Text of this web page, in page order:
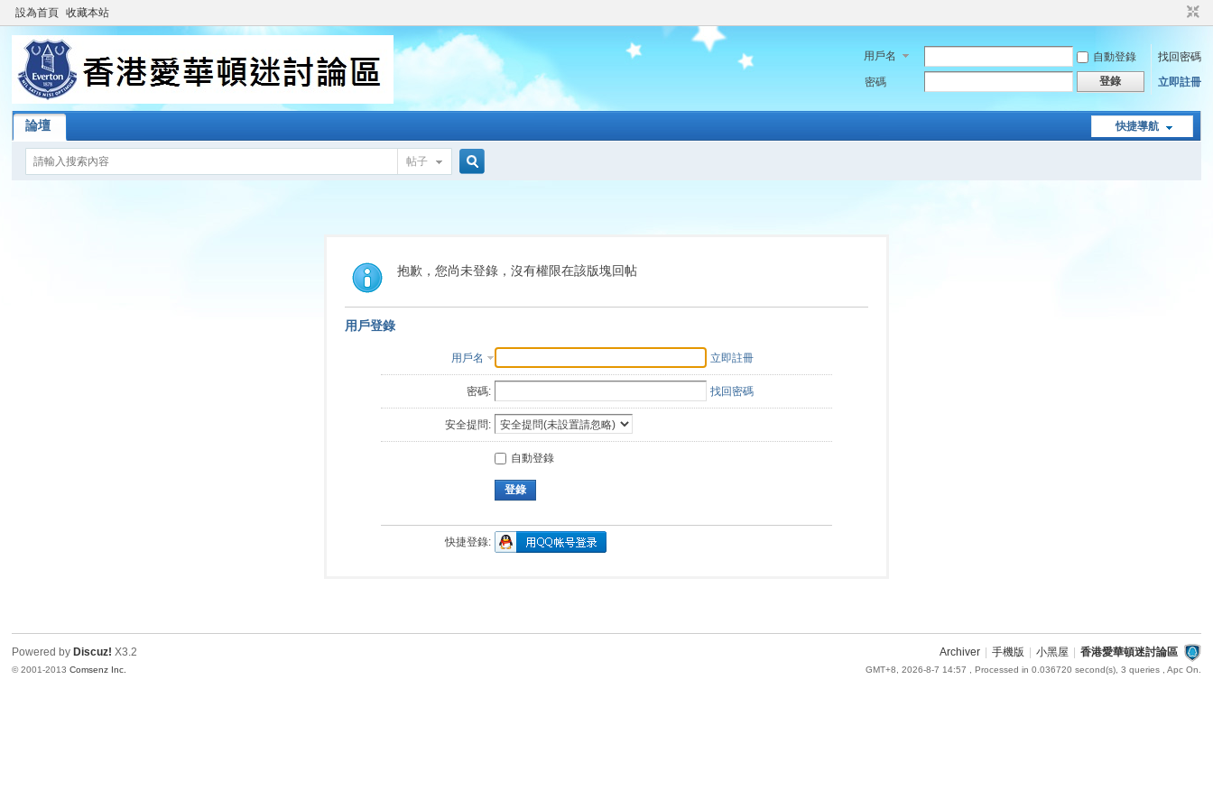
設為首頁 收藏本站
用戶名 自動登錄
找回密碼
密碼
登錄 立即註冊
快捷導航
論壇
帖子
索
抱歉，您尚未登錄，沒有權限在該版塊回帖
用戶登錄
用戶名 立即註冊
密碼: 找回密碼
安全提問:
自動登錄
登錄
快捷登錄:
Archiver 手機版 小黑屋 香港愛華頓迷討論區
GMT+8, 2026-8-7 14:57 , Processed in 0.036720 second(s), 3 queries , Apc On.
Powered by Discuz! X3.2
© 2001-2013Comsenz Inc.